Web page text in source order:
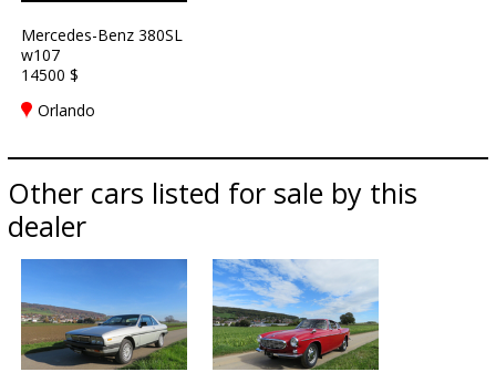
Mercedes-Benz 380SL
w107
14500 $
Orlando
Other cars listed for sale by this
dealer